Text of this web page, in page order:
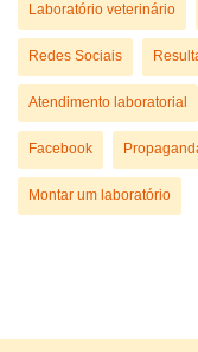
Laboratório veterinário
Redes Sociais
Atendimento laboratorial
Facebook
Montar um laboratório